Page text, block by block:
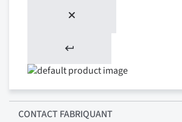
CONTACT FABRIQUANT